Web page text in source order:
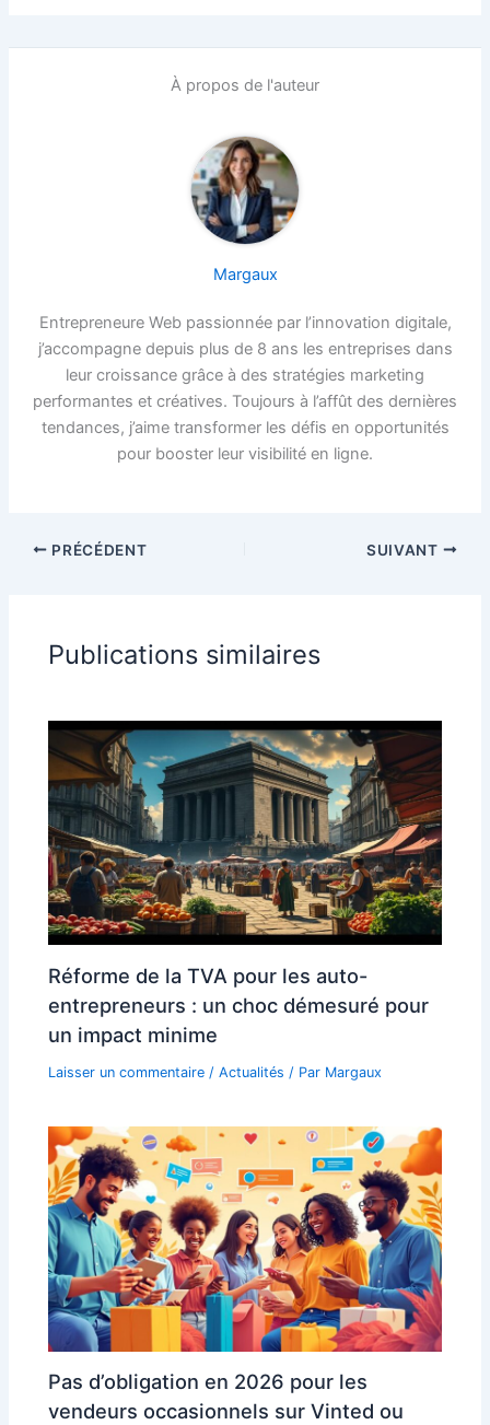
À propos de l'auteur
Margaux
Entrepreneure Web passionnée par l’innovation digitale,
j’accompagne depuis plus de 8 ans les entreprises dans
leur croissance grâce à des stratégies marketing
performantes et créatives. Toujours à l’affût des dernières
tendances, j’aime transformer les défis en opportunités
pour booster leur visibilité en ligne.
PRÉCÉDENT SUIVANT
Publications similaires
Réforme de la TVA pour les auto-
entrepreneurs : un choc démesuré pour
un impact minime
Laisser un commentaire /Actualités / Par Margaux
Pas d’obligation en 2026 pour les
vendeurs occasionnels sur Vinted ou